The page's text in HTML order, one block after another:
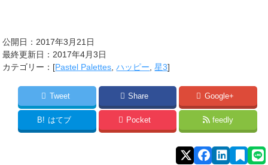
公開日：2017年3月21日
最終更新日：2017年4月3日
カテゴリー：[Pastel Palettes ,ハッピー ,星3]
Tweet Share Google+
B! はてブ Pocket feedly